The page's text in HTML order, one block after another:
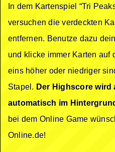
In dem Kartenspiel “Tri
versuchen die verdeckten
entfernen. Benutze dazu
und klicke immer Karten auf
eins höher oder niedriger
Stapel. Der Highscore wird
automatisch im
bei dem Online Game
Online.de!